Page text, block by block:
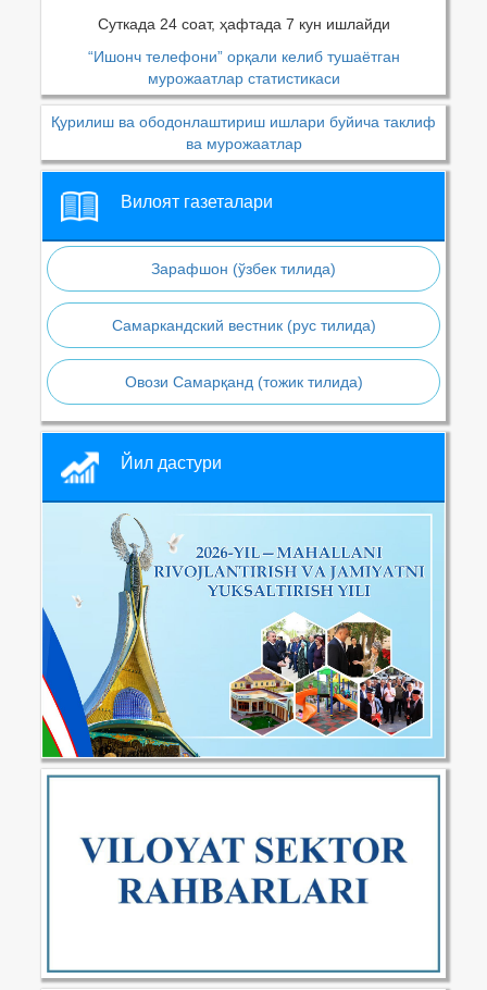
Суткада 24 соат, ҳафтада 7 кун ишлайди
“Ишонч телефони” орқали келиб тушаётган
мурожаатлар статистикаси
Қурилиш ва ободонлаштириш ишлари буйича таклиф
ва мурожаатлар
Вилоят газеталари
Зарафшон (ўзбек тилида)
Самаркандский вестник (рус тилида)
Овози Самарқанд (тожик тилида)
Йил дастури